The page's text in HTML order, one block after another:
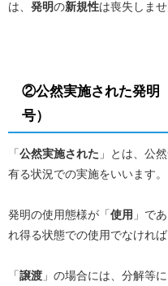
は、 発明の新規性は喪失しませ
②公然実施された発明
号）
「 公然実施された 」とは、公
有る状況での実施をいいます。
発明の使用態様が「 使用 」で
れ得る状態での使用でなければ
「 譲渡 」の場合には、分解等